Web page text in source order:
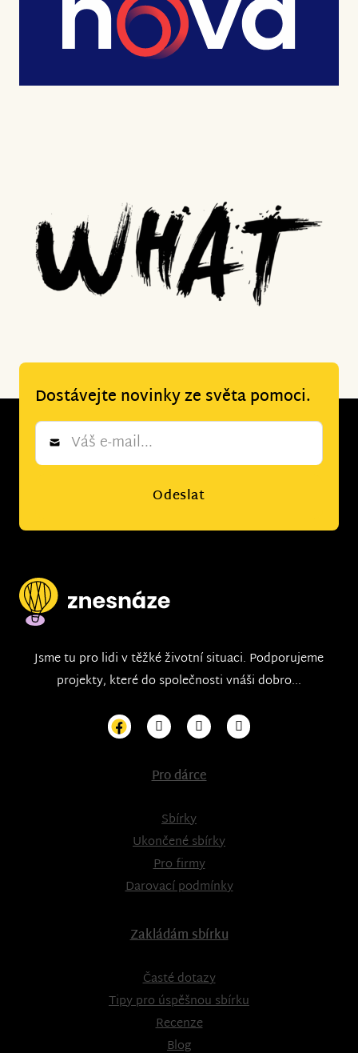
Dostávejte novinky ze světa pomoci.
Newsletter
Odeslat
Jsme tu pro lidi v těžké životní situaci. Podporujeme
projekty, které do společnosti vnáši dobro...
Pro dárce
Sbírky
Ukončené sbírky
Pro firmy
Darovací podmínky
Zakládám sbírku
Časté dotazy
Tipy pro úspěšnou sbírku
Recenze
Blog